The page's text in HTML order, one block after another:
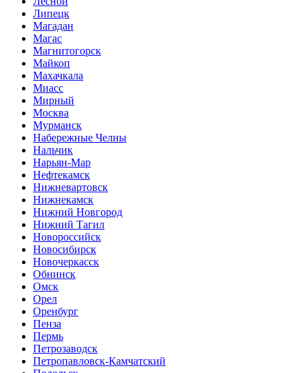
Липецк
Магадан
Магас
Магнитогорск
Майкоп
Махачкала
Миасс
Мирный
Москва
Мурманск
Набережные Челны
Нальчик
Нарьян-Мар
Нефтекамск
Нижневартовск
Нижнекамск
Нижний Новгород
Нижний Тагил
Новороссийск
Новосибирск
Новочеркасск
Обнинск
Омск
Орел
Оренбург
Пенза
Пермь
Петрозаводск
Петропавловск-Камчатский